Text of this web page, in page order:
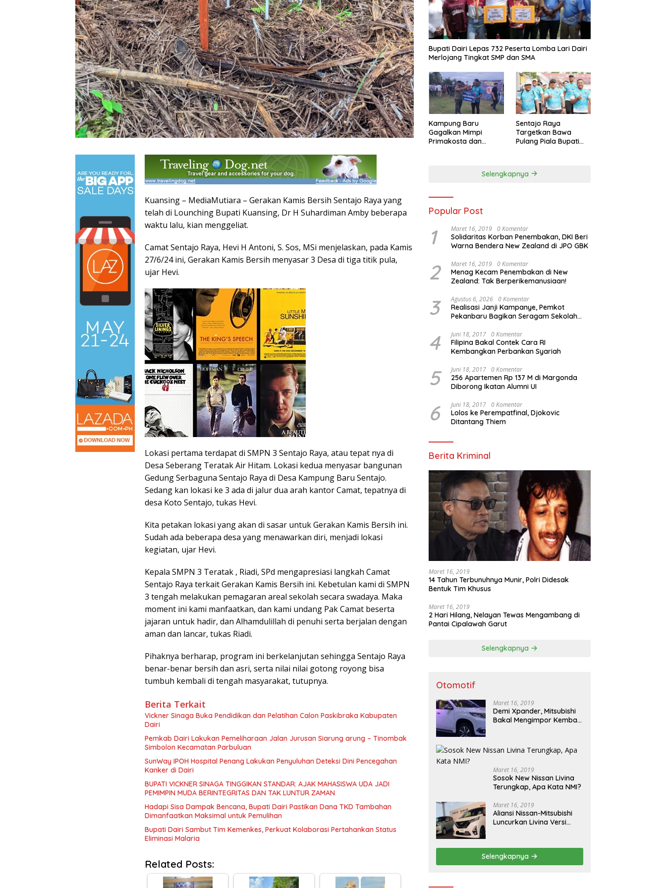
Kuansing – MediaMutiara – Gerakan Kamis Bersih Sentajo Raya yang
telah di Lounching Bupati Kuansing, Dr H Suhardiman Amby beberapa
waktu lalu, kian menggeliat.
Camat Sentajo Raya, Hevi H Antoni, S. Sos, MSi menjelaskan, pada Kamis
27/6/24 ini, Gerakan Kamis Bersih menyasar 3 Desa di tiga titik pula,
ujar Hevi.
Lokasi pertama terdapat di SMPN 3 Sentajo Raya, atau tepat nya di
Desa Seberang Teratak Air Hitam. Lokasi kedua menyasar bangunan
Gedung Serbaguna Sentajo Raya di Desa Kampung Baru Sentajo.
Sedang kan lokasi ke 3 ada di jalur dua arah kantor Camat, tepatnya di
desa Koto Sentajo, tukas Hevi.
Kita petakan lokasi yang akan di sasar untuk Gerakan Kamis Bersih ini.
Sudah ada beberapa desa yang menawarkan diri, menjadi lokasi
kegiatan, ujar Hevi.
Kepala SMPN 3 Teratak , Riadi, SPd mengapresiasi langkah Camat
Sentajo Raya terkait Gerakan Kamis Bersih ini. Kebetulan kami di SMPN
3 tengah melakukan pemagaran areal sekolah secara swadaya. Maka
moment ini kami manfaatkan, dan kami undang Pak Camat beserta
jajaran untuk hadir, dan Alhamdulillah di penuhi serta berjalan dengan
aman dan lancar, tukas Riadi.
Pihaknya berharap, program ini berkelanjutan sehingga Sentajo Raya
benar-benar bersih dan asri, serta nilai nilai gotong royong bisa
tumbuh kembali di tengah masyarakat, tutupnya.
Berita Terkait
Vickner Sinaga Buka Pendidikan dan Pelatihan Calon Paskibraka Kabupaten
Dairi
Pemkab Dairi Lakukan Pemeliharaan Jalan Jurusan Siarung arung – Tinombak
Simbolon Kecamatan Parbuluan
SunWay IPOH Hospital Penang Lakukan Penyuluhan Deteksi Dini Pencegahan
Kanker di Dairi
BUPATI VICKNER SINAGA TINGGIKAN STANDAR: AJAK MAHASISWA UDA JADI
PEMIMPIN MUDA BERINTEGRITAS DAN TAK LUNTUR ZAMAN
Hadapi Sisa Dampak Bencana, Bupati Dairi Pastikan Dana TKD Tambahan
Dimanfaatkan Maksimal untuk Pemulihan
Bupati Dairi Sambut Tim Kemenkes, Perkuat Kolaborasi Pertahankan Status
Eliminasi Malaria
Related Posts:
Bupati Dairi Lepas 732 Peserta Lomba Lari Dairi
Merlojang Tingkat SMP dan SMA
Kampung Baru
Gagalkan Mimpi
Primakosta dan
Sentajo Raya
Targetkan Bawa
Pulang Piala Bupati
Selengkapnya
Popular Post
1 Maret 16, 2019 0 Komentar
Solidaritas Korban Penembakan, DKI Beri
Warna Bendera New Zealand di JPO GBK
2 Maret 16, 2019 0 Komentar
Menag Kecam Penembakan di New
Zealand: Tak Berperikemanusiaan!
3 Agustus 6, 2026 0 Komentar
Realisasi Janji Kampanye, Pemkot
Pekanbaru Bagikan Seragam Sekolah
4 Juni 18, 2017 0 Komentar
Filipina Bakal Contek Cara RI
Kembangkan Perbankan Syariah
5 Juni 18, 2017 0 Komentar
256 Apartemen Rp 137 M di Margonda
Diborong Ikatan Alumni UI
6 Juni 18, 2017 0 Komentar
Lolos ke Perempatfinal, Djokovic
Ditantang Thiem
Berita Kriminal
Maret 16, 2019
14 Tahun Terbunuhnya Munir, Polri Didesak
Bentuk Tim Khusus
Maret 16, 2019
2 Hari Hilang, Nelayan Tewas Mengambang di
Pantai Cipalawah Garut
Selengkapnya
Otomotif
Maret 16, 2019
Demi Xpander, Mitsubishi
Bakal Mengimpor Kembali
Maret 16, 2019
Sosok New Nissan Livina
Terungkap, Apa Kata NMI?
Maret 16, 2019
Aliansi Nissan-Mitsubishi
Luncurkan Livina Versi
Selengkapnya